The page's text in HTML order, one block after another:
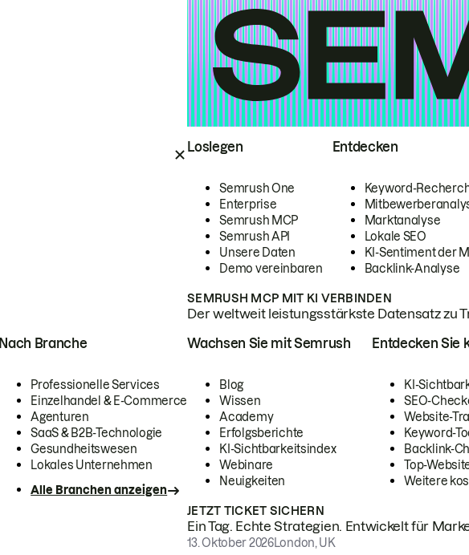
Loslegen
Semrush One
Enterprise
Semrush MCP
Semrush API
Unsere Daten
Demo vereinbaren
Entdecken
Keyword-
Marktanalyse
Lokale SEO
KI-Sentiment der
Backlink-Analyse
SEMRUSH MCP MIT KI VERBINDEN
Der weltweit leistungsstärkste Datensatz zu
Nach Branche
Professionelle Services
Einzelhandel & E-Commerce
Agenturen
SaaS & B2B-Technologie
Gesundheitswesen
Lokales Unternehmen
Alle Branchen anzeigen
Wachsen Sie mit Semrush
Blog
Wissen
Academy
Erfolgsberichte
KI-Sichtbarkeitsindex
Webinare
Neuigkeiten
Entdecken Sie
KI-
SEO-
Website-
Keyword-
Backlink-
Top-
Weitere
JETZT TICKET SICHERN
Ein Tag. Echte Strategien. Entwickelt für
13. Oktober 2026London, UK